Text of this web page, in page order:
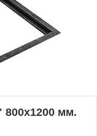
800х1200 мм.